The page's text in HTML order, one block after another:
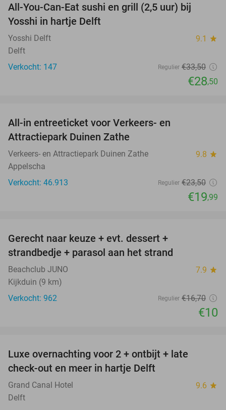
All-You-Can-Eat sushi en grill (2,5 uur) bij
Yosshi in hartje Delft
Yosshi Delft 9.1 star
Delft
Verkocht: 147
Regulier €33,50
€28,50
All-in entreeticket voor Verkeers- en
Attractiepark Duinen Zathe
Verkeers- en Attractiepark Duinen Zathe 9.8 star
Appelscha
Verkocht: 46.913
Regulier €23,50
€19,99
Gerecht naar keuze + evt. dessert +
strandbedje + parasol aan het strand
Beachclub JUNO 7.9 star
Kijkduin (9 km)
Verkocht: 962
Regulier €16,70
€10
Luxe overnachting voor 2 + ontbijt + late
check-out en meer in hartje Delft
Grand Canal Hotel 9.6 star
Delft